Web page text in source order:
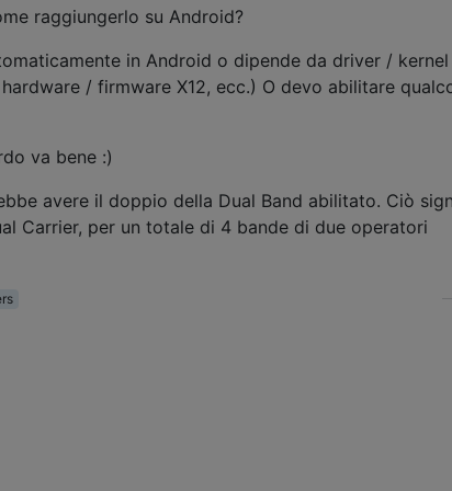
raggiungerlo su Android?
in Android o dipende da driver /
/ firmware X12, ecc.) O devo abilitare
va bene :)
avere il doppio della Dual Band abilitato. Ciò
Carrier, per un totale di 4 bande di due operatori